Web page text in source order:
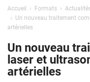
Accueil Formats
Un nouveau traitement
artérielles
Un nouveau
laser et
artérielles